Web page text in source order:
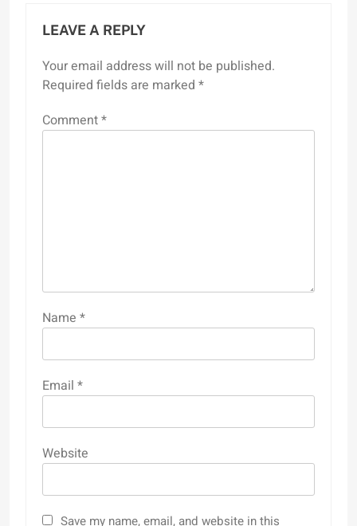
LEAVE A REPLY
Your email address will not be published.
Required fields are marked *
Comment*
Name *
Email *
Website
Save my name, email, and website in this